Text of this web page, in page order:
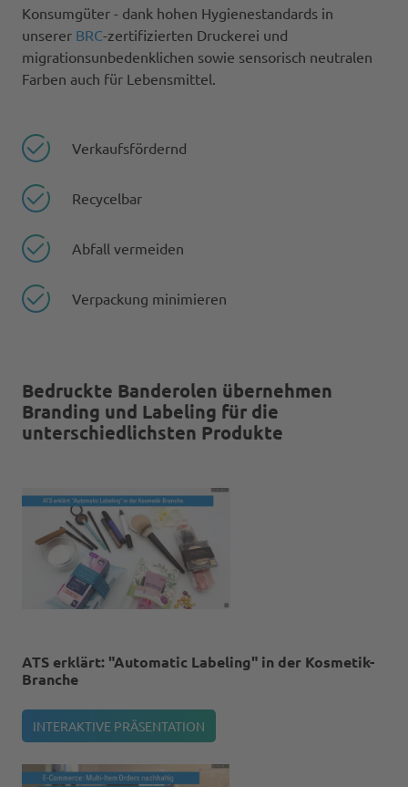
Konsumgüter - dank hohen Hygienestandards in
unserer BRC-zertifizierten Druckerei und
migrationsunbedenklichen sowie sensorisch neutralen
Farben auch für Lebensmittel.
Verkaufsfördernd
Recycelbar
Abfall vermeiden
Verpackung minimieren
Bedruckte Banderolen übernehmen
Branding und Labeling für die
unterschiedlichsten Produkte
ATS erklärt: "Automatic Labeling" in der Kosmetik-
Branche
INTERAKTIVE PRÄSENTATION